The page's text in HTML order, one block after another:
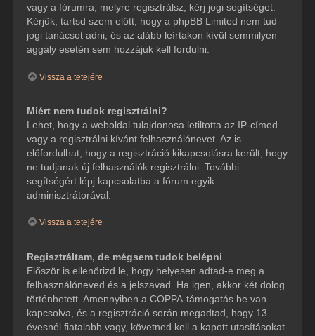
vagy a fórumra, melyre regisztrálsz, kérj jogi segítséget.
Kérjük, tartsd szem előtt, hogy a phpBB Limited nem tud
jogi tanácsot adni, és az alább leírtakon kívül semmilyen
aggály esetén sem hozzájuk kell fordulni.
Vissza a tetejére
Miért nem tudok regisztrálni?
Lehet, hogy a weboldal tulajdonosa letiltotta az IP-címed
vagy a regisztrálni kívánt felhasználónevet. Az is
előfordulhat, hogy a regisztráció kikapcsolásra került, hogy
ne tudjanak új felhasználók regisztrálni. További
segítségért lépj kapcsolatba a fórum egyik
adminisztrátorával.
Vissza a tetejére
Regisztráltam, de mégsem tudok belépni
Először is ellenőrizd le, hogy helyesen adtad-e meg a
felhasználóneved és a jelszavad. Ha igen, akkor két dolog
történhetett. Amennyiben a COPPA-támogatás be van
kapcsolva, és a regisztráció során megadtad, hogy 13
évesnél fiatalabb vagy, követned kell a kapott utasításokat.